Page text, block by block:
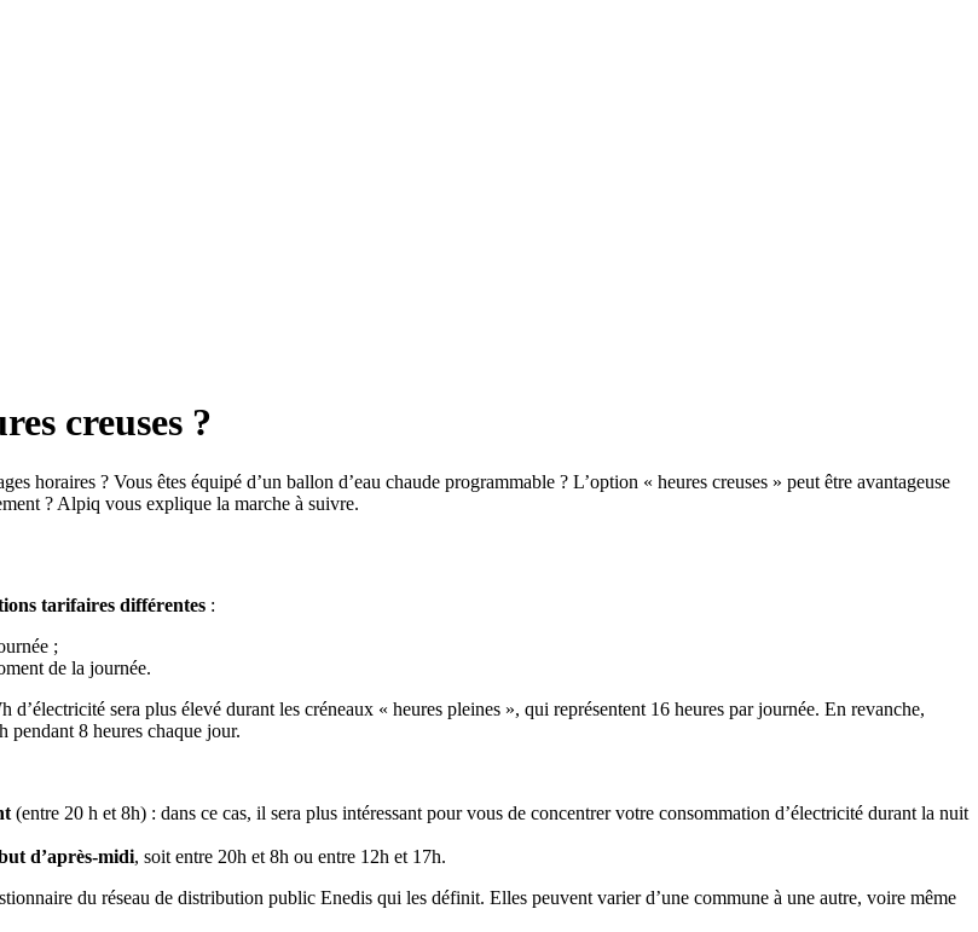
creuses ?
horaires ? Vous êtes équipé d’un ballon d’eau chaude programmable ? L’option « heures creuses » peut être avantageuse
? Alpiq vous explique la marche à suivre.
tarifaires différentes :
;
de la journée.
sera plus élevé durant les créneaux « heures pleines », qui représentent 16 heures par journée. En revanche,
pendant 8 heures chaque jour.
(entre 20 h et 8h) : dans ce cas, il sera plus intéressant pour vous de concentrer votre consommation d’électricité durant la nuit
d’après-midi, soit entre 20h et 8h ou entre 12h et 17h.
du réseau de distribution public Enedis qui les définit. Elles peuvent varier d’une commune à une autre, voire même